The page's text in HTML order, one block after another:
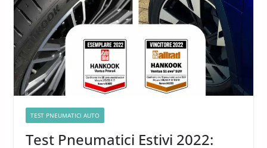
TEST PNEUMATICI AUTO
Test Pneumatici Estivi 2022: